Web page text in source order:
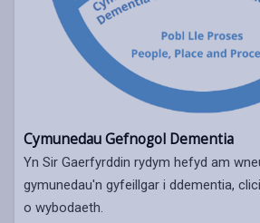
Cymunedau Gefnogol Dementia
Yn Sir Gaerfyrddin rydym hefyd am
gymunedau'n gyfeillgar i ddementia,
o wybodaeth.